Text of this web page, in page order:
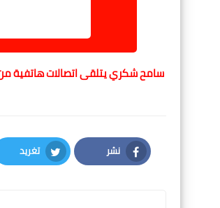
سامح شكري يتلقى اتصالات هاتفية من
نشر
Facebook
تغريد
Twitter